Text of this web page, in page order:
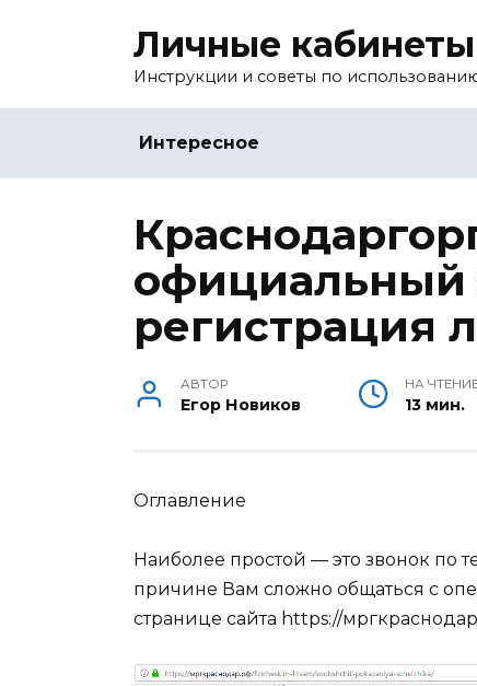
Личные кабинеты
Инструкции и советы по
Интересное
официальный
регистрация
АВТОР
Егор Новиков
НА
13 мин.
Оглавление
Наиболее простой — это звонок по
причине Вам сложно общаться с
странице сайта https://